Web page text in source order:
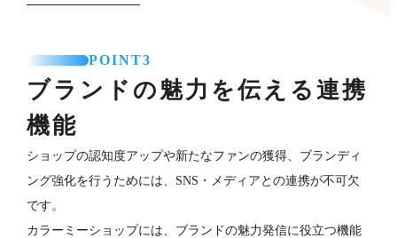
POINT3
ブランドの魅力を伝える連携
機能
ショップの認知度アップや新たなファンの獲得、ブランディ
ング強化を行うためには、SNS・メディアとの連携が不可欠
です。
カラーミーショップには、ブランドの魅力発信に役立つ機能